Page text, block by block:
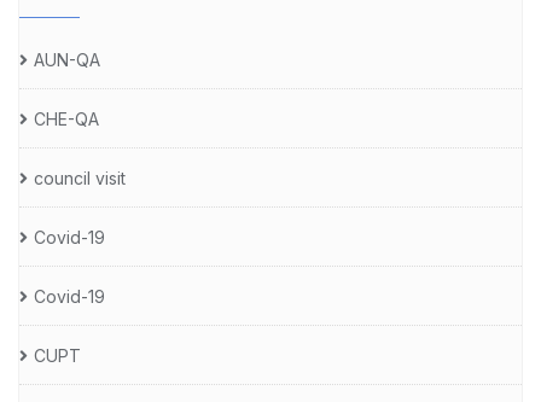
AUN-QA
CHE-QA
council visit
Covid-19
Covid-19
CUPT